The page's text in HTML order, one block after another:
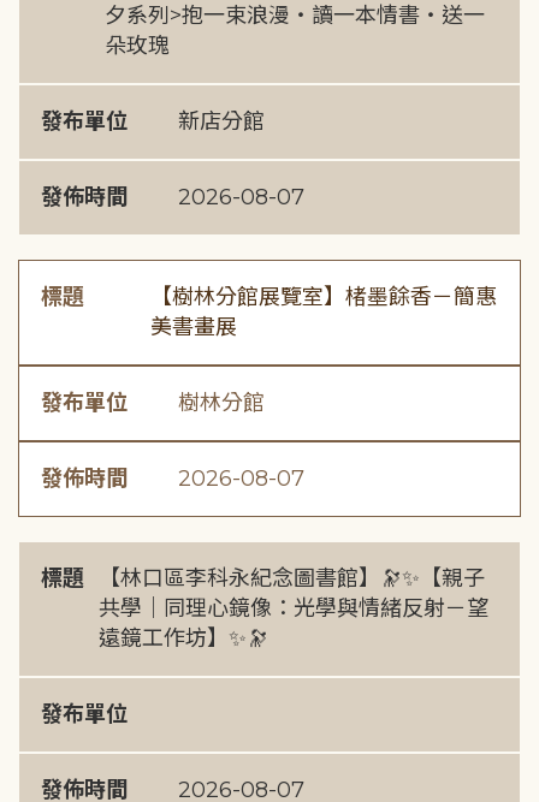
夕系列>抱一束浪漫・讀一本情書・送一
朵玫瑰
發布單位 新店分館
發佈時間 2026-08-07
標題
【樹林分館展覽室】楮墨餘香－簡惠
美書畫展
發布單位 樹林分館
發佈時間 2026-08-07
標題
【林口區李科永紀念圖書館】🔭✨【親子
共學｜同理心鏡像：光學與情緒反射－望
遠鏡工作坊】✨🔭
發布單位
發佈時間 2026-08-07